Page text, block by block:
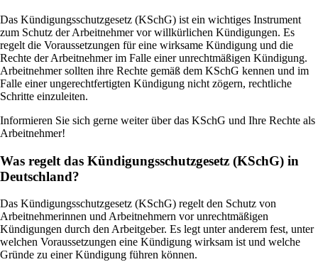
Das Kündigungsschutzgesetz (KSchG) ist ein wichtiges Instrument
zum Schutz der Arbeitnehmer vor willkürlichen Kündigungen. Es
regelt die Voraussetzungen für eine wirksame Kündigung und die
Rechte der Arbeitnehmer im Falle einer unrechtmäßigen Kündigung.
Arbeitnehmer sollten ihre Rechte gemäß dem KSchG kennen und im
Falle einer ungerechtfertigten Kündigung nicht zögern, rechtliche
Schritte einzuleiten.
Informieren Sie sich gerne weiter über das KSchG und Ihre Rechte als
Arbeitnehmer!
Was regelt das Kündigungsschutzgesetz (KSchG) in
Deutschland?
Das Kündigungsschutzgesetz (KSchG) regelt den Schutz von
Arbeitnehmerinnen und Arbeitnehmern vor unrechtmäßigen
Kündigungen durch den Arbeitgeber. Es legt unter anderem fest, unter
welchen Voraussetzungen eine Kündigung wirksam ist und welche
Gründe zu einer Kündigung führen können.